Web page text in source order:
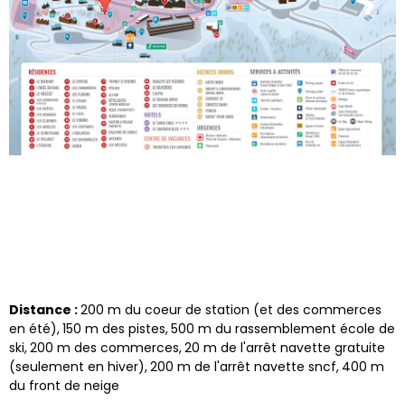
Distance :200 m du coeur de station (et des commerces
en été) 150 m des pistes 500 m du rassemblement école de
ski 200 m des commerces 20 m de l'arrêt navette gratuite
(seulement en hiver) 200 m de l'arrêt navette sncf 400 m
du front de neige